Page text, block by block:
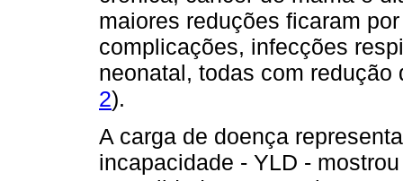
maiores reduções ficaram
complicações, infecções
neonatal, todas com
2).
A carga de doença
incapacidade - YLD -